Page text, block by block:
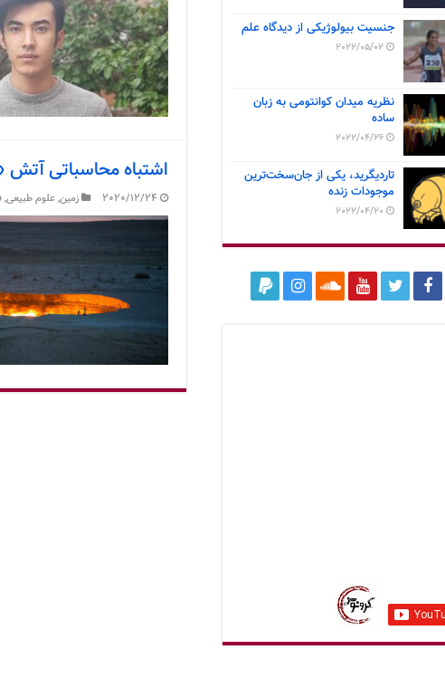
اشتباه محاسباتی آتش
2020/12/24 زمین,علوم طبیعی,
جنسیت بیولوژیکی از دیدگاه علم
2022/05/02
نظریه میدان کوانتومی به زبان
ساده
2022/04/26
تاردیگرید، یکی از جان‌سخت‌ترین
موجودات زنده
2022/04/20